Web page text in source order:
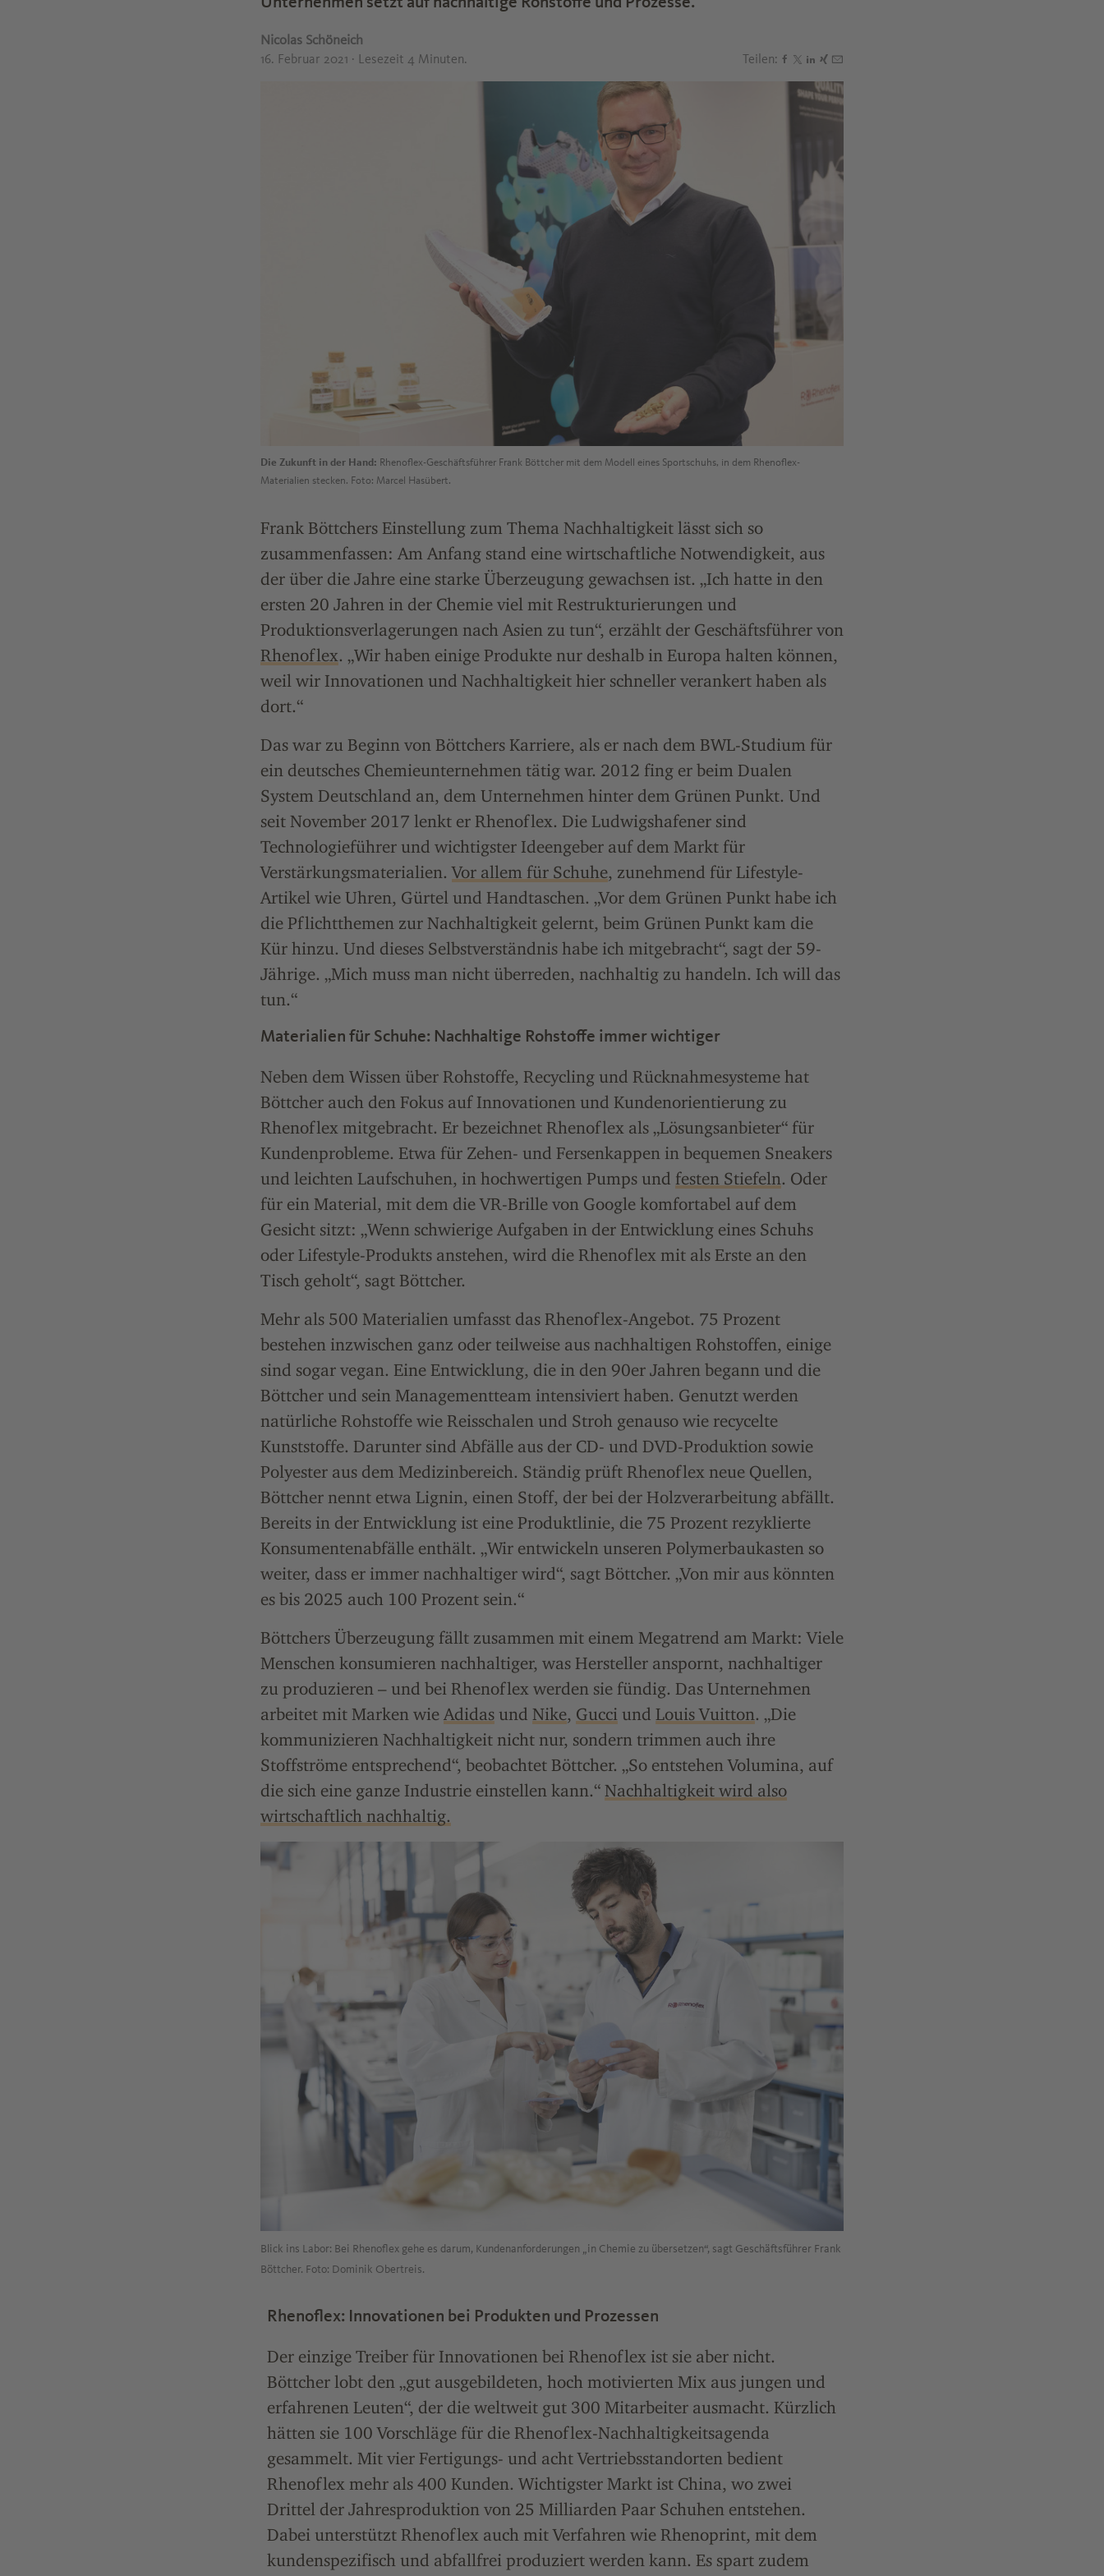
Nicolas Schöneich
16. Februar 2021 · Lesezeit 4 Minuten. Teilen: Den Beitrag "Nachhaltige Schuhe: Rhenoflex
Den Beitrag "Nachhaltige Schuhe: Rhenoflex
Den Beitrag "Nachhaltige Schuhe: Rhenoflex
Den Beitrag "Nachhaltige Schuhe: Rhenoflex
Den Beitrag "Nachhaltige Schuhe:
Die Zukunft in der Hand: Rhenoflex-Geschäftsführer Frank Böttcher mit dem Modell eines Sportschuhs, in dem Rhenoflex-
Materialien stecken. Foto: Marcel Hasübert.
Frank Böttchers Einstellung zum Thema Nachhaltigkeit lässt sich so
zusammenfassen: Am Anfang stand eine wirtschaftliche Notwendigkeit, aus
der über die Jahre eine starke Überzeugung gewachsen ist. „Ich hatte in den
ersten 20 Jahren in der Chemie viel mit Restrukturierungen und
Produktionsverlagerungen nach Asien zu tun“, erzählt der Geschäftsführer von
Rhenoflex. „Wir haben einige Produkte nur deshalb in Europa halten können,
weil wir Innovationen und Nachhaltigkeit hier schneller verankert haben als
dort.“
Das war zu Beginn von Böttchers Karriere, als er nach dem BWL-Studium für
ein deutsches Chemieunternehmen tätig war. 2012 fing er beim Dualen
System Deutschland an, dem Unternehmen hinter dem Grünen Punkt. Und
seit November 2017 lenkt er Rhenoflex. Die Ludwigshafener sind
Technologieführer und wichtigster Ideengeber auf dem Markt für
Verstärkungsmaterialien.Vor allem für Schuhe, zunehmend für Lifestyle-
Artikel wie Uhren, Gürtel und Handtaschen. „Vor dem Grünen Punkt habe ich
die Pflichtthemen zur Nachhaltigkeit gelernt, beim Grünen Punkt kam die
Kür hinzu. Und dieses Selbstverständnis habe ich mitgebracht“, sagt der 59-
Jährige. „Mich muss man nicht überreden, nachhaltig zu handeln. Ich will das
tun.“
Materialien für Schuhe: Nachhaltige Rohstoffe immer wichtiger
Neben dem Wissen über Rohstoffe, Recycling und Rücknahmesysteme hat
Böttcher auch den Fokus auf Innovationen und Kundenorientierung zu
Rhenoflex mitgebracht. Er bezeichnet Rhenoflex als „Lösungsanbieter“ für
Kundenprobleme. Etwa für Zehen- und Fersenkappen in bequemen Sneakers
und leichten Laufschuhen, in hochwertigen Pumps und festen Stiefeln. Oder
für ein Material, mit dem die VR-Brille von Google komfortabel auf dem
Gesicht sitzt: „Wenn schwierige Aufgaben in der Entwicklung eines Schuhs
oder Lifestyle-Produkts anstehen, wird die Rhenoflex mit als Erste an den
Tisch geholt“, sagt Böttcher.
Mehr als 500 Materialien umfasst das Rhenoflex-Angebot. 75 Prozent
bestehen inzwischen ganz oder teilweise aus nachhaltigen Rohstoffen, einige
sind sogar vegan. Eine Entwicklung, die in den 90er Jahren begann und die
Böttcher und sein Managementteam intensiviert haben. Genutzt werden
natürliche Rohstoffe wie Reisschalen und Stroh genauso wie recycelte
Kunststoffe. Darunter sind Abfälle aus der CD- und DVD-Produktion sowie
Polyester aus dem Medizinbereich. Ständig prüft Rhenoflex neue Quellen,
Böttcher nennt etwa Lignin, einen Stoff, der bei der Holzverarbeitung abfällt.
Bereits in der Entwicklung ist eine Produktlinie, die 75 Prozent rezyklierte
Konsumentenabfälle enthält. „Wir entwickeln unseren Polymerbaukasten so
weiter, dass er immer nachhaltiger wird“, sagt Böttcher. „Von mir aus könnten
es bis 2025 auch 100 Prozent sein.“
Böttchers Überzeugung fällt zusammen mit einem Megatrend am Markt: Viele
Menschen konsumieren nachhaltiger, was Hersteller anspornt, nachhaltiger
zu produzieren – und bei Rhenoflex werden sie fündig. Das Unternehmen
arbeitet mit Marken wie Adidasund Nike, Gucciund Louis Vuitton. „Die
kommunizieren Nachhaltigkeit nicht nur, sondern trimmen auch ihre
Stoffströme entsprechend“, beobachtet Böttcher. „So entstehen Volumina, auf
die sich eine ganze Industrie einstellen kann.“ Nachhaltigkeit wird also
wirtschaftlich nachhaltig.
Blick ins Labor: Bei Rhenoflex gehe es darum, Kundenanforderungen „in Chemie zu übersetzen“, sagt Geschäftsführer Frank
Böttcher. Foto: Dominik Obertreis.
Rhenoflex: Innovationen bei Produkten und Prozessen
Der einzige Treiber für Innovationen bei Rhenoflex ist sie aber nicht.
Böttcher lobt den „gut ausgebildeten, hoch motivierten Mix aus jungen und
erfahrenen Leuten“, der die weltweit gut 300 Mitarbeiter ausmacht. Kürzlich
hätten sie 100 Vorschläge für die Rhenoflex-Nachhaltigkeitsagenda
gesammelt. Mit vier Fertigungs- und acht Vertriebsstandorten bedient
Rhenoflex mehr als 400 Kunden. Wichtigster Markt ist China, wo zwei
Drittel der Jahresproduktion von 25 Milliarden Paar Schuhen entstehen.
Dabei unterstützt Rhenoflex auch mit Verfahren wie Rhenoprint, mit dem
kundenspezifisch und abfallfrei produziert werden kann. Es spart zudem